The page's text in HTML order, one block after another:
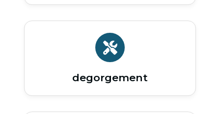
degorgement